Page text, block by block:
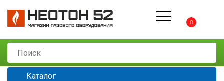
0
Каталог